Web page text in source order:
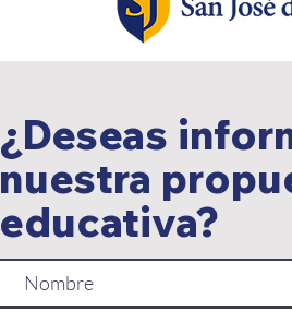
¿Deseas
nuestra
educativa?